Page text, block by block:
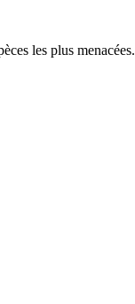
les plus menacées.